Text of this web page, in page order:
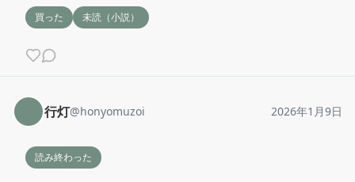
買った 未読（小説）
行灯@honyomuzoi 2026年1月9日
読み終わった